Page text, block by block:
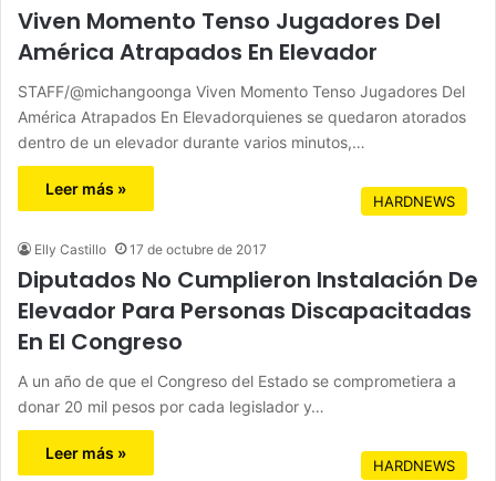
Viven Momento Tenso Jugadores Del
América Atrapados En Elevador
STAFF/@michangoonga Viven Momento Tenso Jugadores Del
América Atrapados En Elevadorquienes se quedaron atorados
dentro de un elevador durante varios minutos,…
Leer más »
HARDNEWS
Elly Castillo 17 de octubre de 2017
Diputados No Cumplieron Instalación De
Elevador Para Personas Discapacitadas
En El Congreso
A un año de que el Congreso del Estado se comprometiera a
donar 20 mil pesos por cada legislador y…
Leer más »
HARDNEWS